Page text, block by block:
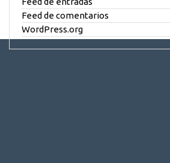
Feed de comentarios
WordPress.org